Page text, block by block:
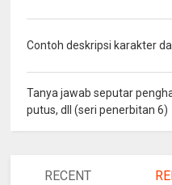
Contoh deskripsi karakter
Tanya jawab seputar
putus, dll (seri penerbitan 6)
RECENT